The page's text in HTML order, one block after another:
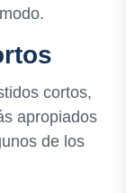
cortos,
apropiados
de los